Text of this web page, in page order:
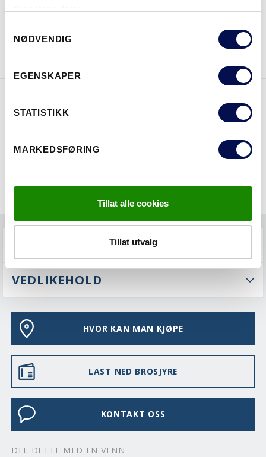
Selection
NØDVENDIG
EGENSKAPER
STATISTIKK
MARKEDSFØRING
Tillat alle cookies
Tillat utvalg
LAST NED BROSJYRE KONTAKT OSS
VEDLIKEHOLD
HVOR KAN MAN KJØPE
LAST NED BROSJYRE
KONTAKT OSS
DEL DETTE MED EN VENN